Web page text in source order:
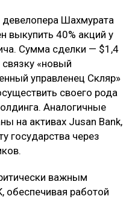
девелопера Шахмурата
выкупить 40% акций у
Сумма сделки — $1,4
«новый
управленец Скляр»
своего рода
Аналогичные
на активах Jusan Bank,
государства через
важным
обеспечивая работой